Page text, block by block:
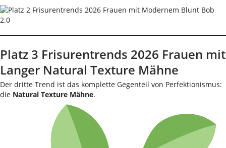
Platz 3 Frisurentrends 2026 Frauen mit
Langer Natural Texture Mähne
Der dritte Trend ist das komplette Gegenteil von Perfektionismus:
die Natural Texture Mähne.